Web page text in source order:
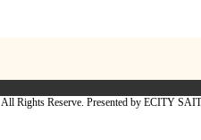
All Rights Reserve. Presented by ECITY